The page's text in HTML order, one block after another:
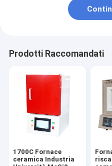
Prodotti Raccomandati
1700C Fornace
ceramica Industria